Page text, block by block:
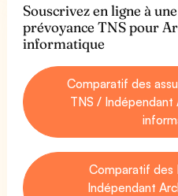
Souscrivez en ligne à
prévoyance TNS pour
informatique
Comparatif des
TNS /
Comparatif des
Indépendant